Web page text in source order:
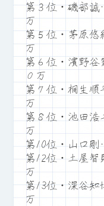
第３位・磯部
万
第５位・茅原
万
第６位・濱野
０万
第７位・桐生
万
第８位・池田
万
第10位・山口
第12位・土屋
万
第13位・深谷
万